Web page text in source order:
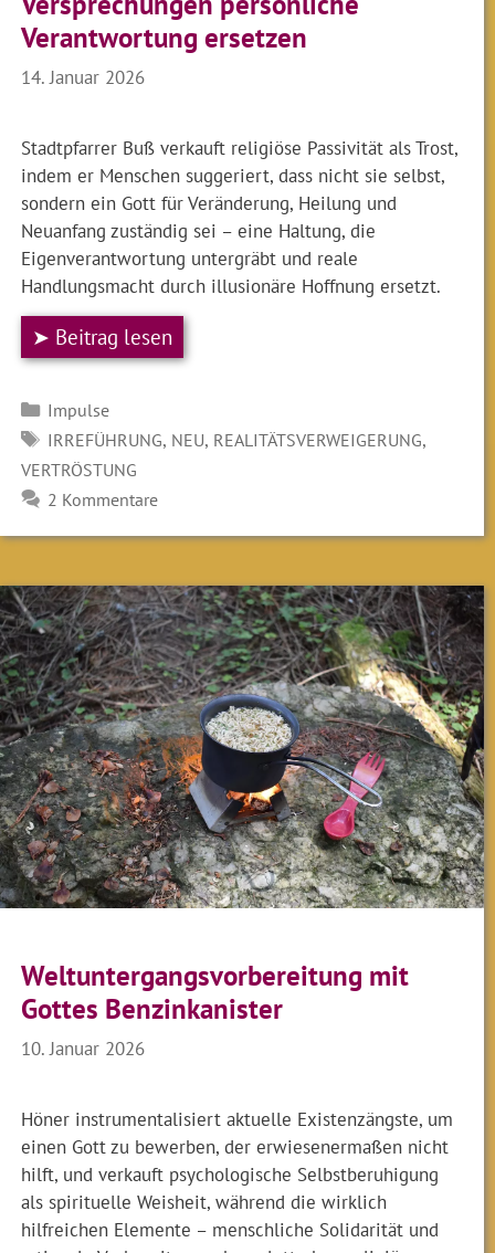
Verantwortung ersetzen
14. Januar 2026
Stadtpfarrer Buß verkauft religiöse Passivität als Trost,
indem er Menschen suggeriert, dass nicht sie selbst,
sondern ein Gott für Veränderung, Heilung und
Neuanfang zuständig sei – eine Haltung, die
Eigenverantwortung untergräbt und reale
Handlungsmacht durch illusionäre Hoffnung ersetzt.
➤ Beitrag lesen
Kategorien
Impulse
SCHLAGWÖRTER
IRREFÜHRUNG, NEU, REALITÄTSVERWEIGERUNG,
VERTRÖSTUNG
2 Kommentare
Weltuntergangsvorbereitung mit
Gottes Benzinkanister
10. Januar 2026
Höner instrumentalisiert aktuelle Existenzängste, um
einen Gott zu bewerben, der erwiesenermaßen nicht
hilft, und verkauft psychologische Selbstberuhigung
als spirituelle Weisheit, während die wirklich
hilfreichen Elemente – menschliche Solidarität und